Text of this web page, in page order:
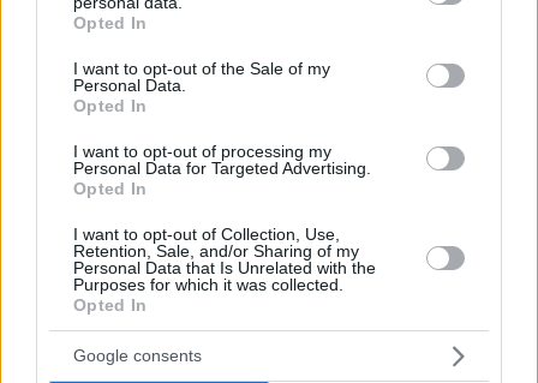
grant or deny consent to Google and its third-party tags to
use your data for below specified purposes in below Google
consent section.
Opted In
I want to opt-out of the Sale of my
Personal Data.
Opted In
I want to opt-out of processing my
Personal Data for Targeted Advertising.
Opted In
I want to opt-out of Collection, Use,
Retention, Sale, and/or Sharing of my
Personal Data that Is Unrelated with the
Purposes for which it was collected.
Opted In
Google consents
Από τη Μόρια στον γάμο, τη ΜΚΟ και την
κατηγορία για φόνο: Η σκοτεινή διαδρομή του
26χρονου Αφγανού που σκότωσε τη Βρετανίδα
στην Κυψέλη
08.08.2026, 12:18